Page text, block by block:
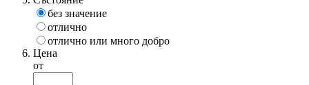
без значение
отлично
отлично или много добро
Цена
от